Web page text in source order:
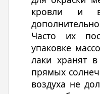
кровли и
Часто их
упаковке
лаки хранят
прямых
воздуха не